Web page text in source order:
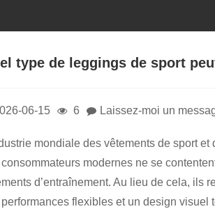
type de leggings de sport
06-15 6 Laissez-moi un
mondiale des vêtements de sport
consommateurs modernes ne se
d’entraînement. Au lieu de cela, ils
flexibles et un design